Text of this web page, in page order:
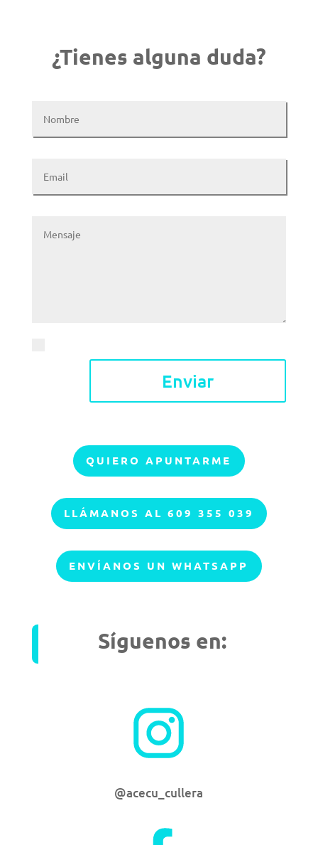
¿Tienes alguna duda?
Enviar
QUIERO APUNTARME
LLÁMANOS AL 609 355 039
ENVÍANOS UN WHATSAPP
Síguenos en:
@acecu_cullera